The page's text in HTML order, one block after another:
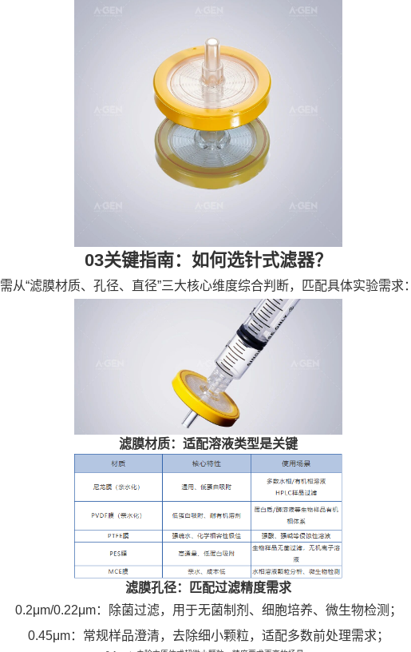
03关键指南：如何选针式滤器？
需从“滤膜材质、孔径、直径”三大核心维度综合判断，匹配具体实验需求：
滤膜材质：适配溶液类型是关键
滤膜孔径：匹配过滤精度需求
0.2μm/0.22μm：除菌过滤，用于无菌制剂、细胞培养、微生物检测；
0.45μm：常规样品澄清，去除细小颗粒，适配多数前处理需求；